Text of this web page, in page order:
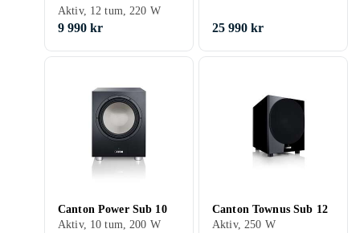
Aktiv, 12 tum, 220 W
9 990 kr 25 990 kr
Canton Power Sub 10
Aktiv, 10 tum, 200 W
Canton Townus Sub 12
Aktiv, 250 W